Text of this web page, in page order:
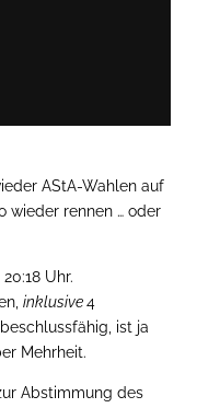
AStA-Wahlen auf
wieder rennen … oder
Uhr.
inklusive4
ist ja
Mehrheit.
Abstimmung des